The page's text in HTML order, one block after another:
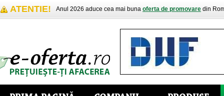
ATENTIE! Anul 2026 aduce cea mai buna oferta de promovare din